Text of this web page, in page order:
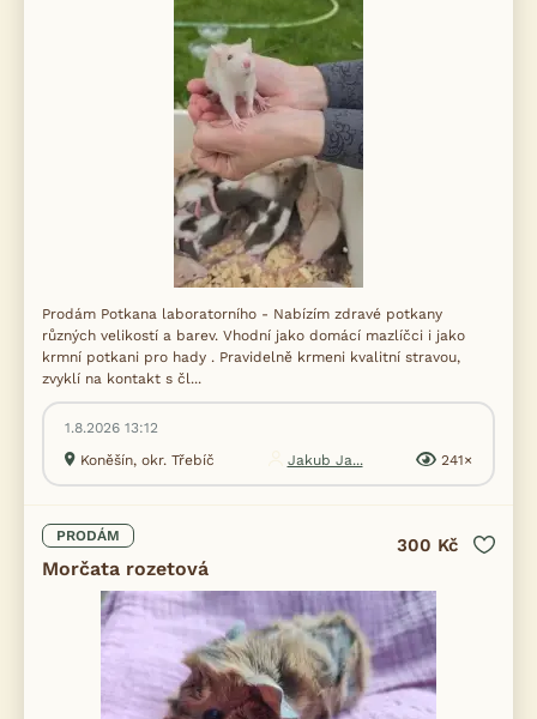
Prodám Potkana laboratorního - Nabízím zdravé potkany
různých velikostí a barev. Vhodní jako domácí mazlíčci i jako
krmní potkani pro hady . Pravidelně krmeni kvalitní stravou,
zvyklí na kontakt s čl...
1.8.2026 13:12
Koněšín, okr. Třebíč
Jakub Ja... 241×
PRODÁM
Morčata rozetová
300 Kč